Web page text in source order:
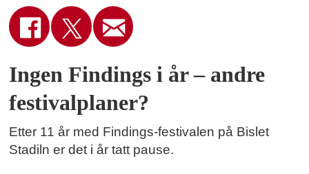
Ingen Findings i år – andre
festivalplaner?
Etter 11 år med Findings-festivalen på Bislet
Stadiln er det i år tatt pause.